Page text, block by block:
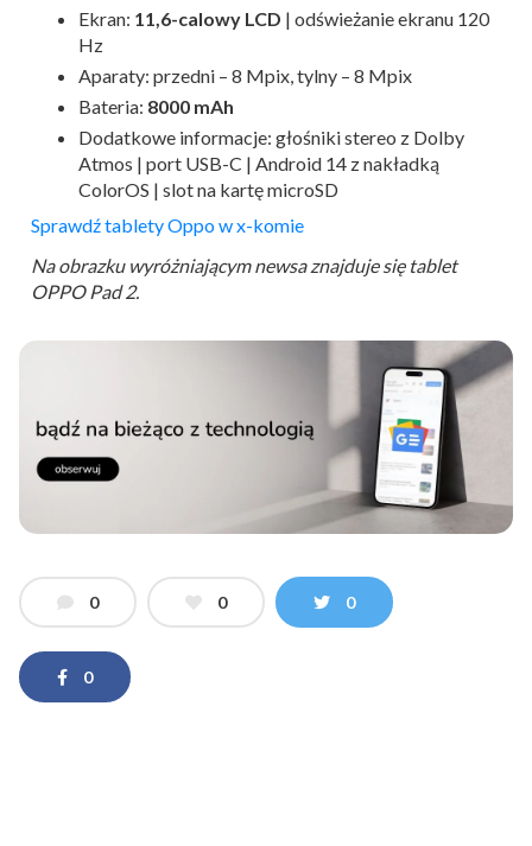
Ekran: 11,6-calowy LCD | odświeżanie ekranu 120
Hz
Aparaty: przedni – 8 Mpix, tylny – 8 Mpix
Bateria: 8000 mAh
Dodatkowe informacje: głośniki stereo z Dolby
Atmos | port USB-C | Android 14 z nakładką
ColorOS | slot na kartę microSD
Sprawdź tablety Oppo w x-komie
Na obrazku wyróżniającym newsa znajduje się tablet
OPPO Pad 2.
0 0 0
0